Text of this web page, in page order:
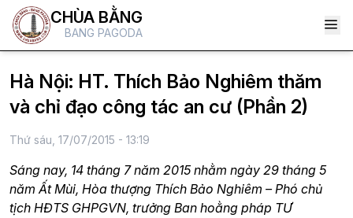
CHÙA BẰNG
BANG PAGODA
Hà Nội: HT. Thích Bảo Nghiêm thăm
và chỉ đạo công tác an cư (Phần 2)
Thứ sáu, 17/07/2015 - 13:19
Sáng nay, 14 tháng 7 năm 2015 nhằm ngày 29 tháng 5
năm Ất Mùi, Hòa thượng Thích Bảo Nghiêm – Phó chủ
tịch HĐTS GHPGVN, trưởng Ban hoằng pháp TƯ